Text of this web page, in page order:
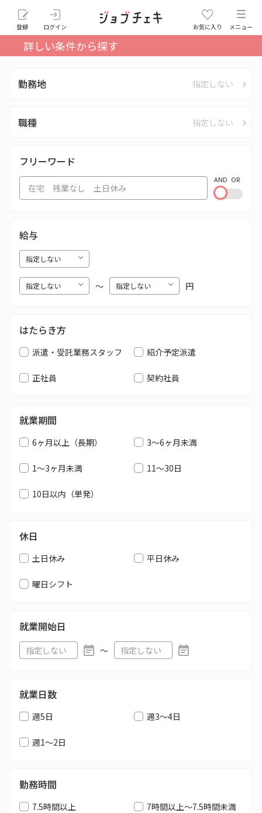
登録 ログイン お気に入り メニュー
詳しい条件から探す
勤務地 指定しない
職種 指定しない
フリーワード
AND OR
給与
〜 円
はたらき方
派遣・受託業務スタッフ 紹介予定派遣
正社員 契約社員
就業期間
6ヶ月以上（長期） 3～6ヶ月未満
1～3ヶ月未満 11～30日
10日以内（単発）
休日
土日休み 平日休み
曜日シフト
就業開始日
〜
就業日数
週5日 週3～4日
週1～2日
勤務時間
7.5時間以上 7時間以上～7.5時間未満